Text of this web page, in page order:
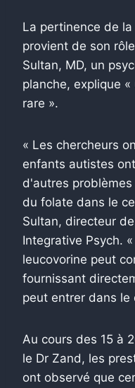
La pertinence de
provient de son
Sultan, MD, un
planche, explique
rare ».
« Les chercheurs
enfants autistes
d'autres
du folate dans le
Sultan, directeur
Integrative Psych.
leucovorine peut
fournissant
peut entrer dans le
Au cours des 15 à
le Dr Zand, les
ont observé que